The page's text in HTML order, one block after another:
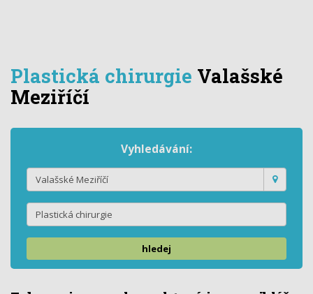
Plastická chirurgie Valašské
Meziříčí
Vyhledávání:
hledej